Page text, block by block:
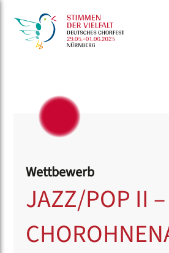
Wettbewerb
JAZZ/POP II –